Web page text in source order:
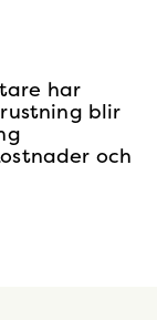
har
blir
och